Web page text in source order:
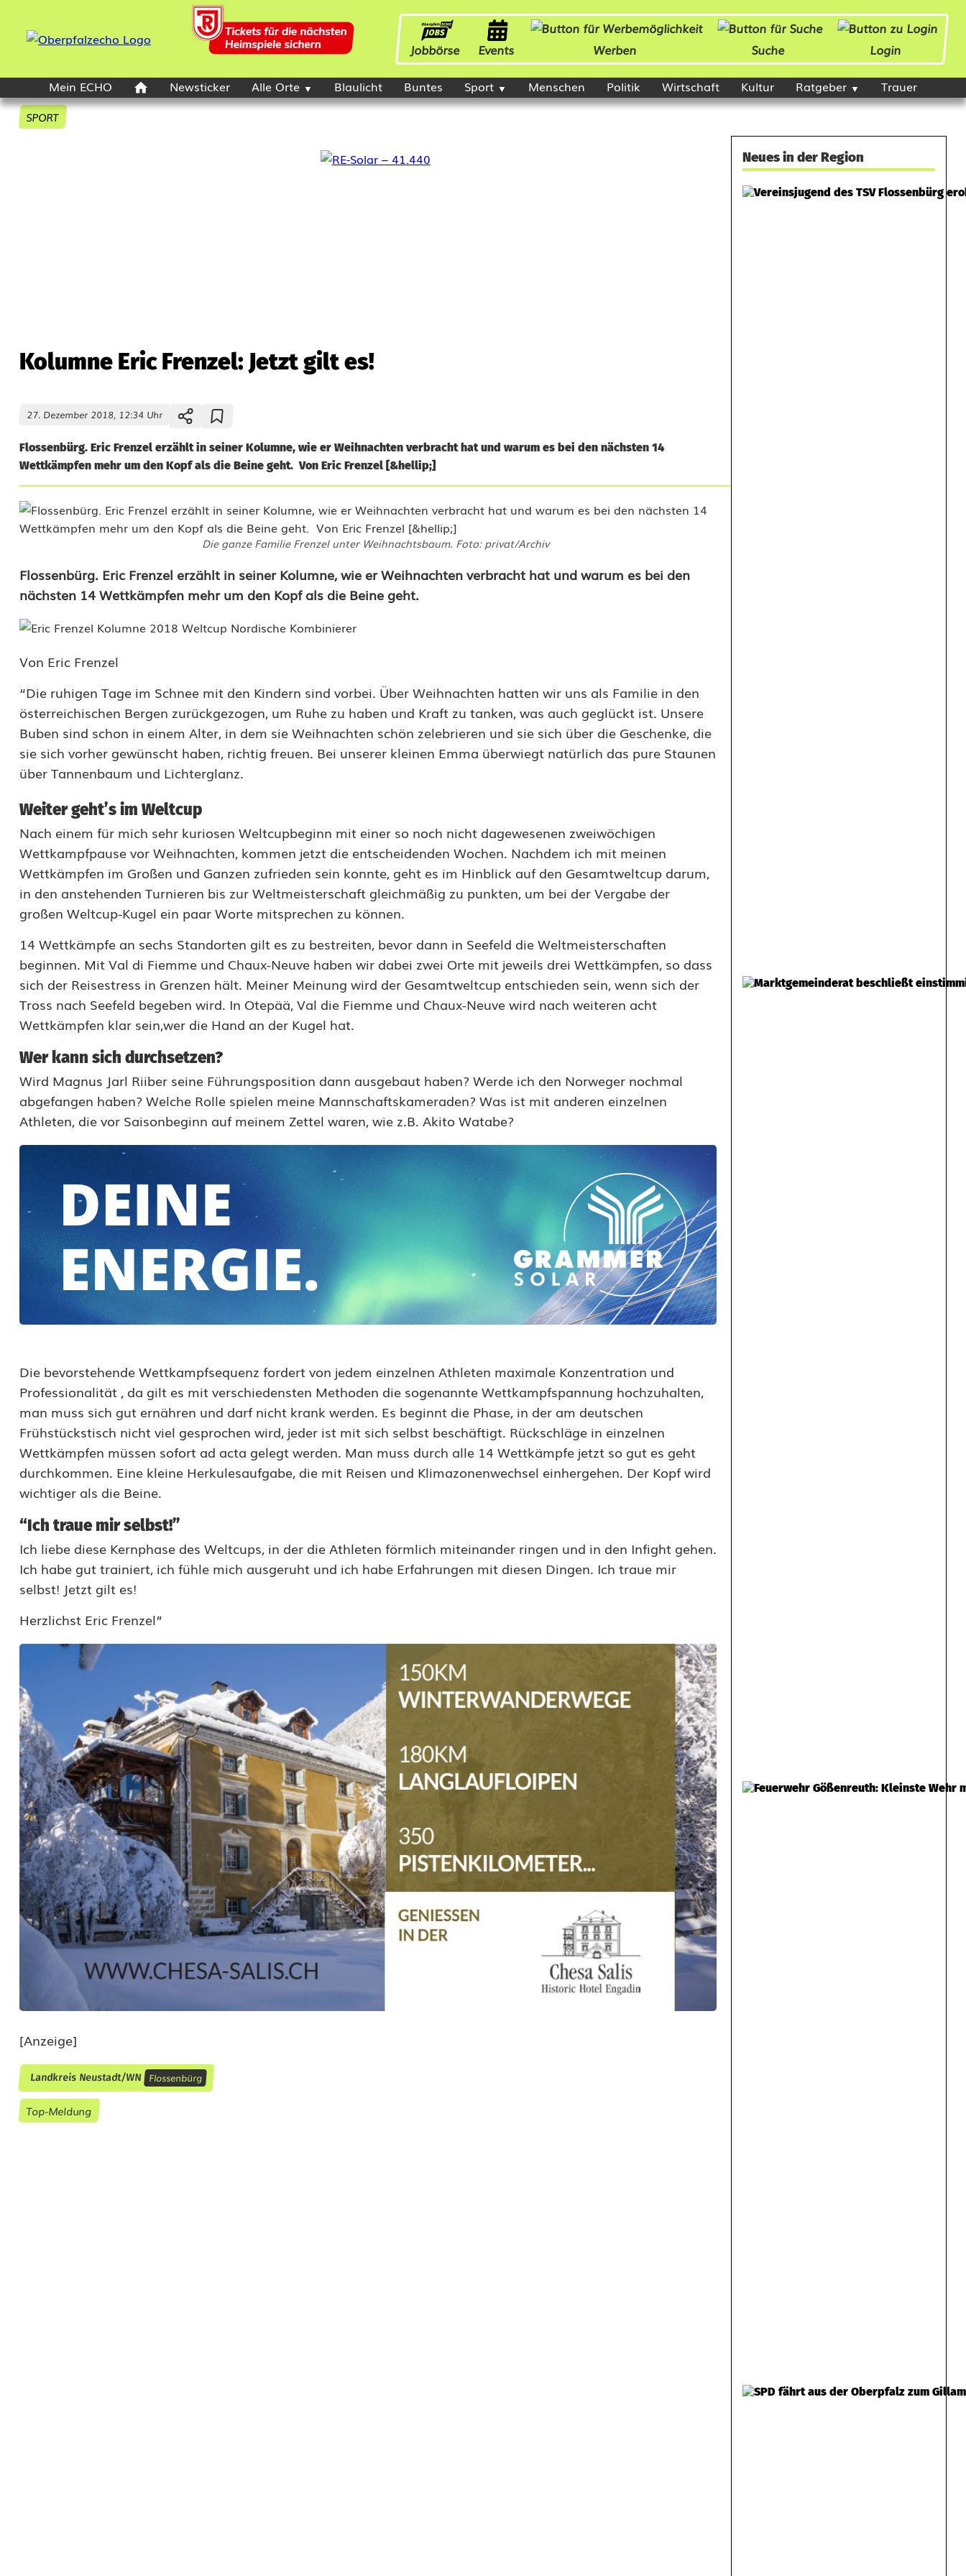
Jobbörse Events Werben Suche Login
Mein ECHO Newsticker Alle Orte Blaulicht Buntes Sport Menschen Politik Wirtschaft Kultur Ratgeber Trauer
SPORT
Kolumne Eric Frenzel: Jetzt gilt es!
27. Dezember 2018, 12:34 Uhr
Flossenbürg. Eric Frenzel erzählt in seiner Kolumne, wie er Weihnachten verbracht hat und warum es bei den nächsten 14
Wettkämpfen mehr um den Kopf als die Beine geht. Von Eric Frenzel [&hellip;]
Die ganze Familie Frenzel unter Weihnachtsbaum. Foto: privat/Archiv
K
o
l
u
m
n
e
E
i
c
F
r
n
z
e
:
J
e
t
z
g
i
t
s
!
Flossenbürg. Eric Frenzel erzählt in seiner Kolumne, wie er Weihnachten verbracht hat und warum es bei den
nächsten 14 Wettkämpfen mehr um den Kopf als die Beine geht.
Von Eric Frenzel
“Die ruhigen Tage im Schnee mit den Kindern sind vorbei. Über Weihnachten hatten wir uns als Familie in den
österreichischen Bergen zurückgezogen, um Ruhe zu haben und Kraft zu tanken, was auch geglückt ist. Unsere
Buben sind schon in einem Alter, in dem sie Weihnachten schön zelebrieren und sie sich über die Geschenke, die
sie sich vorher gewünscht haben, richtig freuen. Bei unserer kleinen Emma überwiegt natürlich das pure Staunen
über Tannenbaum und Lichterglanz.
Weiter geht’s im Weltcup
Nach einem für mich sehr kuriosen Weltcupbeginn mit einer so noch nicht dagewesenen zweiwöchigen
Wettkampfpause vor Weihnachten, kommen jetzt die entscheidenden Wochen. Nachdem ich mit meinen
Wettkämpfen im Großen und Ganzen zufrieden sein konnte, geht es im Hinblick auf den Gesamtweltcup darum,
in den anstehenden Turnieren bis zur Weltmeisterschaft gleichmäßig zu punkten, um bei der Vergabe der
großen Weltcup-Kugel ein paar Worte mitsprechen zu können.
14 Wettkämpfe an sechs Standorten gilt es zu bestreiten, bevor dann in Seefeld die Weltmeisterschaften
beginnen. Mit Val di Fiemme und Chaux-Neuve haben wir dabei zwei Orte mit jeweils drei Wettkämpfen, so dass
sich der Reisestress in Grenzen hält. Meiner Meinung wird der Gesamtweltcup entschieden sein, wenn sich der
Tross nach Seefeld begeben wird. In Otepää, Val die Fiemme und Chaux-Neuve wird nach weiteren acht
Wettkämpfen klar sein,wer die Hand an der Kugel hat.
Wer kann sich durchsetzen?
Wird Magnus Jarl Riiber seine Führungsposition dann ausgebaut haben? Werde ich den Norweger nochmal
abgefangen haben? Welche Rolle spielen meine Mannschaftskameraden? Was ist mit anderen einzelnen
Athleten, die vor Saisonbeginn auf meinem Zettel waren, wie z.B. Akito Watabe?
Die bevorstehende Wettkampfsequenz fordert von jedem einzelnen Athleten maximale Konzentration und
Professionalität , da gilt es mit verschiedensten Methoden die sogenannte Wettkampfspannung hochzuhalten,
man muss sich gut ernähren und darf nicht krank werden. Es beginnt die Phase, in der am deutschen
Frühstückstisch nicht viel gesprochen wird, jeder ist mit sich selbst beschäftigt. Rückschläge in einzelnen
Wettkämpfen müssen sofort ad acta gelegt werden. Man muss durch alle 14 Wettkämpfe jetzt so gut es geht
durchkommen. Eine kleine Herkulesaufgabe, die mit Reisen und Klimazonenwechsel einhergehen. Der Kopf wird
wichtiger als die Beine.
“Ich traue mir selbst!”
Ich liebe diese Kernphase des Weltcups, in der die Athleten förmlich miteinander ringen und in den Infight gehen.
Ich habe gut trainiert, ich fühle mich ausgeruht und ich habe Erfahrungen mit diesen Dingen. Ich traue mir
selbst! Jetzt gilt es!
Herzlichst Eric Frenzel”
[Anzeige]
Landkreis Neustadt/WN Flossenbürg
Top-Meldung
Neues in der Region